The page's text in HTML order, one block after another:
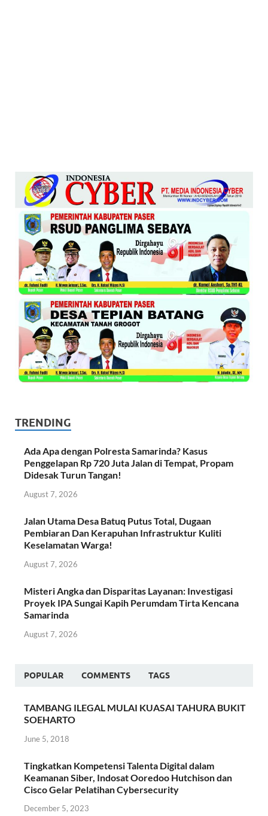
TRENDING
Ada Apa dengan Polresta Samarinda? Kasus
Penggelapan Rp 720 Juta Jalan di Tempat, Propam
Didesak Turun Tangan!
August 7, 2026
Jalan Utama Desa Batuq Putus Total, Dugaan
Pembiaran Dan Kerapuhan Infrastruktur Kuliti
Keselamatan Warga!
August 7, 2026
Misteri Angka dan Disparitas Layanan: Investigasi
Proyek IPA Sungai Kapih Perumdam Tirta Kencana
Samarinda
August 7, 2026
POPULAR COMMENTS TAGS
TAMBANG ILEGAL MULAI KUASAI TAHURA BUKIT
SOEHARTO
June 5, 2018
Tingkatkan Kompetensi Talenta Digital dalam
Keamanan Siber, Indosat Ooredoo Hutchison dan
Cisco Gelar Pelatihan Cybersecurity
December 5, 2023